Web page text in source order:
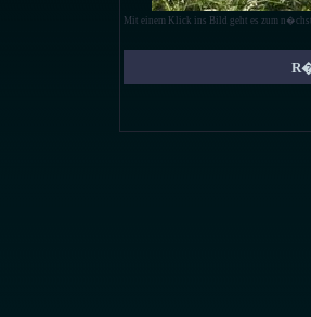
Mit einem Klick ins Bild geht es zum